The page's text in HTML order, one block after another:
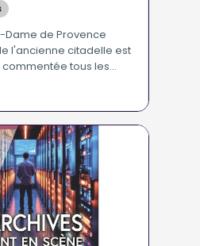
Dame de Provence
l'ancienne citadelle est
tous les